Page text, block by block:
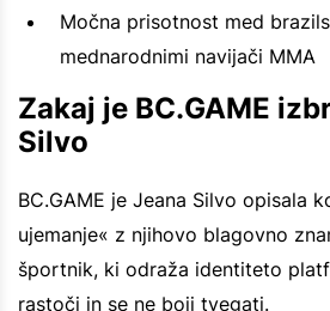
Močna prisotnost med
mednarodnimi navijači MMA
Zakaj je BC.GAME
Silvo
BC.GAME je Jeana Silvo opisala
ujemanje« z njihovo blagovno
športnik, ki odraža identiteto
rastoči in se ne boji tvegati.